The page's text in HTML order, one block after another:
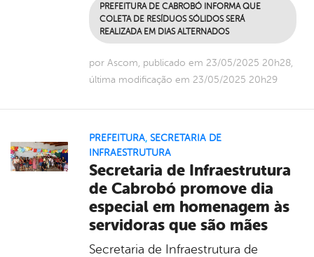
PREFEITURA DE CABROBÓ INFORMA QUE
COLETA DE RESÍDUOS SÓLIDOS SERÁ
REALIZADA EM DIAS ALTERNADOS
por Ascom, publicado em 23/05/2025 20h28,
última modificação em 23/05/2025 20h29
PREFEITURA, SECRETARIA DE
INFRAESTRUTURA
Secretaria de Infraestrutura
de Cabrobó promove dia
especial em homenagem às
servidoras que são mães
Secretaria de Infraestrutura de